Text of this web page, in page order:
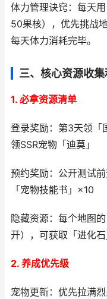
体力管理诀窍：每天
50果核），优先挑战
每天体力消耗完毕。
三、核心资源收集
1. 必拿资源清单
登录奖励：第3天领「
领SSR宠物「迪莫」
预约奖励：公开测试
「宠物技能书」×10
隐藏资源：每个地图
开），可获取「进化石
2. 养成优先级
宠物更新：优先拉满